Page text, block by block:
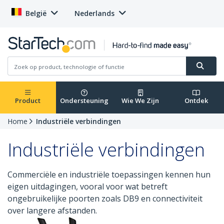
België Nederlands
Product Ondersteuning Wie We Zijn Ontdek
Home Industriële verbindingen
Industriële verbindingen
Commerciële en industriële toepassingen kennen hun
eigen uitdagingen, vooral voor wat betreft
ongebruikelijke poorten zoals DB9 en connectiviteit
over langere afstanden.